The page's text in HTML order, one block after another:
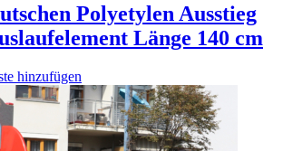
Polyetylen Ausstieg
Länge 140 cm
hinzufügen